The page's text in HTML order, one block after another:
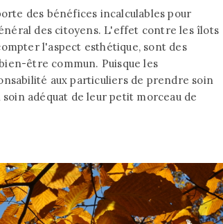
des bénéfices incalculables pour
des citoyens. L'effet contre les îlots
l'aspect esthétique, sont des
être commun. Puisque les
aux particuliers de prendre soin
adéquat de leur petit morceau de